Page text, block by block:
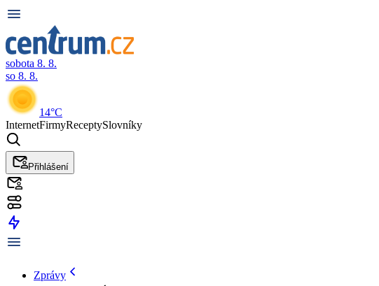
sobota 8. 8.
so 8. 8.
14°C
InternetFirmyReceptySlovníky
Přihlášení
Zprávy